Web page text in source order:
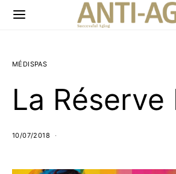
MÉDISPAS
La Réserve
10/07/2018